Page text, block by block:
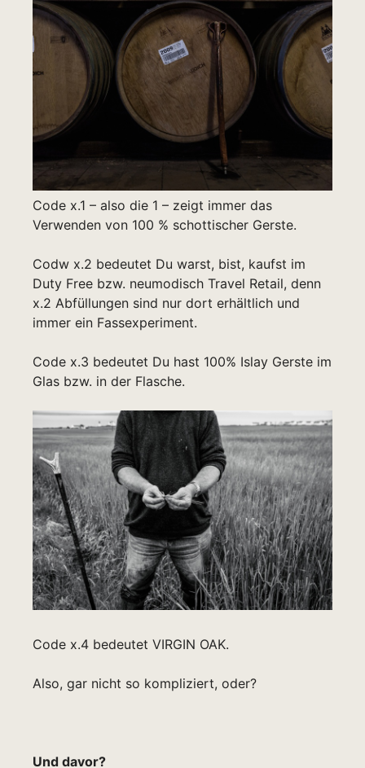
Code x.1 – also die 1 – zeigt immer das
Verwenden von 100 % schottischer Gerste.
Codw x.2 bedeutet Du warst, bist, kaufst im
Duty Free bzw. neumodisch Travel Retail, denn
x.2 Abfüllungen sind nur dort erhältlich und
immer ein Fassexperiment.
Code x.3 bedeutet Du hast 100% Islay Gerste im
Glas bzw. in der Flasche.
Code x.4 bedeutet VIRGIN OAK.
Also, gar nicht so kompliziert, oder?
Und davor?